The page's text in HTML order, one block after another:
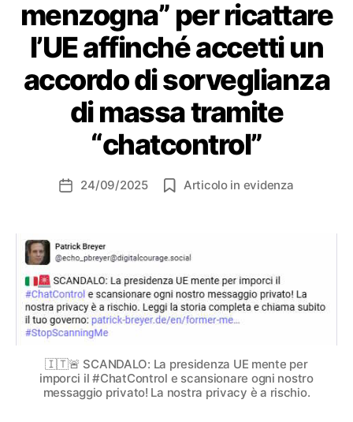
menzogna” per ricattare
l’UE affinché accetti un
accordo di sorveglianza
di massa tramite
“chatcontrol”
Data24/09/2025 Articolo in evidenza
🇮🇹🚨 SCANDALO: La presidenza UE mente per
imporci il #ChatControl e scansionare ogni nostro
messaggio privato! La nostra privacy è a rischio.